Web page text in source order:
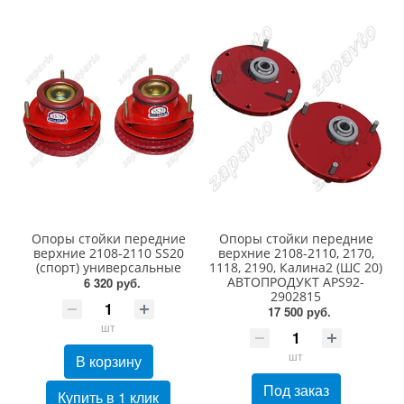
Опоры стойки передние
верхние 2108-2110 SS20
(спорт) универсальные
6 320 руб.
шт
В корзину
Купить в 1 клик
Опоры стойки передние
верхние 2108-2110, 2170,
1118, 2190, Калина2 (ШС 20)
АВТОПРОДУКТ АРS92-
2902815
17 500 руб.
шт
Под заказ